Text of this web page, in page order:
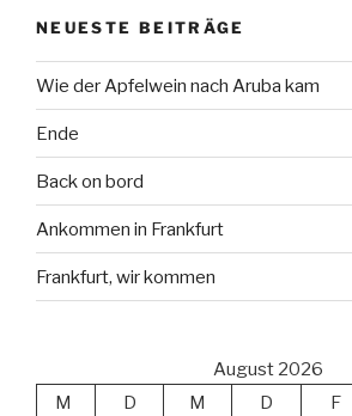
NEUESTE BEITRÄGE
Wie der Apfelwein nach Aruba kam
Ende
Back on bord
Ankommen in Frankfurt
Frankfurt, wir kommen
August 2026
M
D M D F